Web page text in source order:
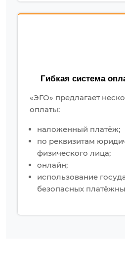
Гибкая система
«ЭГО» предлагает
оплаты:
наложенный платёж;
по реквизитам
физического лица;
онлайн;
использование
безопасных